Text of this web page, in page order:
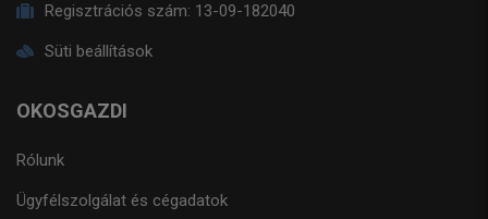
Regisztrációs szám: 13-09-182040
Süti beállítások
OKOSGAZDI
Rólunk
Ügyfélszolgálat és cégadatok